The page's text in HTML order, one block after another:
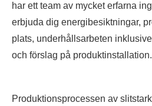
har ett team av mycket erfarna
erbjuda dig energibesiktningar,
plats, underhållsarbeten
och förslag på produktinstallation.
Produktionsprocessen av